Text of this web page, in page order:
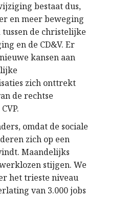
bestaat dus,
en meer beweging
de christelijke
en de CD&V. Er
kansen aan
zich onttrekt
de rechtse
omdat de sociale
zich op een
Maandelijks
stijgen. We
het trieste niveau
van 3.000 jobs